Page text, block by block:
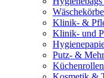
Wäschekörbe
Klinik- &
Klinik- und
Putz- &